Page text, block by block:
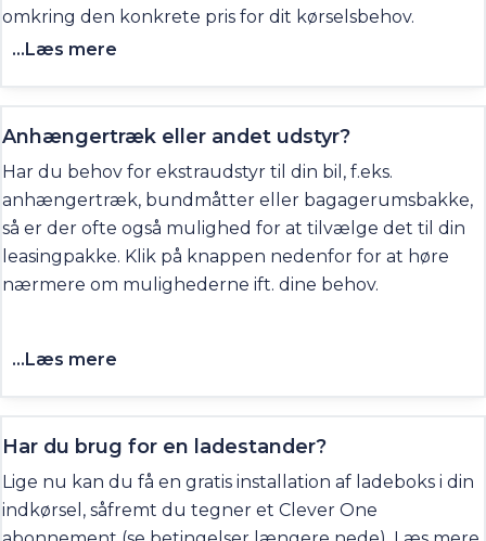
omkring den konkrete pris for dit kørselsbehov.
...Læs mere
Anhængertræk eller andet udstyr?
Har du behov for ekstraudstyr til din bil, f.eks.
anhængertræk, bundmåtter eller bagagerumsbakke,
så er der ofte også mulighed for at tilvælge det til din
leasingpakke. Klik på knappen nedenfor for at høre
nærmere om mulighederne ift. dine behov.
...Læs mere
Har du brug for en ladestander?
Lige nu kan du få en gratis installation af ladeboks i din
indkørsel, såfremt du tegner et Clever One